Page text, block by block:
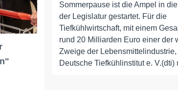
Sommerpause ist die Ampel in
der Legislatur gestartet. Für die
Tiefkühlwirtschaft, mit einem
rund 20 Milliarden Euro einer der
Zweige der
Deutsche Tiefkühlinstitut e. V.(dti)